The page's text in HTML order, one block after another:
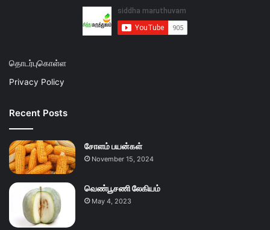
தொடர்புகொள்ள
Privacy Policy
Recent Posts
சோளம் பயன்கள்
November 15, 2024
வெண்பூசணி லேகியம்
May 4, 2023